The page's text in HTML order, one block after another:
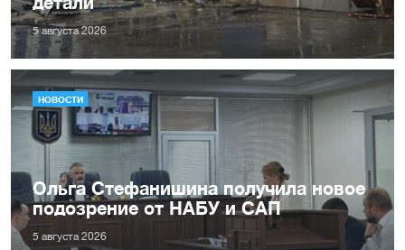
5 августа 2026
НОВОСТИ
Ольга Стефанишина получила новое
подозрение от НАБУ и САП
5 августа 2026